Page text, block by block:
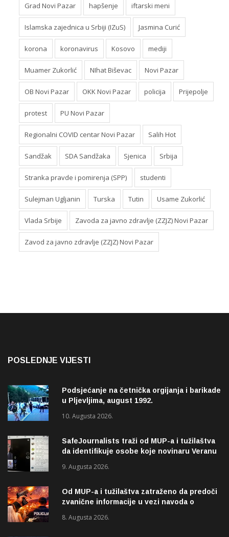
Grad Novi Pazar hapšenje iftarski meni
Islamska zajednica u Srbiji (IZuS) Jasmina Curić
korona koronavirus Kosovo mediji
Muamer Zukorlić NIhat Biševac Novi Pazar
OB Novi Pazar OKK Novi Pazar policija Prijepolje
protest PU Novi Pazar
Regionalni COVID centar Novi Pazar Salih Hot
Sandžak SDA Sandžaka Sjenica Srbija
Stranka pravde i pomirenja (SPP) studenti
Sulejman Ugljanin Turska Tutin Usame Zukorlić
Vlada Srbije Zavoda za javno zdravlje (ZZJZ) Novi Pazar
Zavod za javno zdravlje (ZZJZ) Novi Pazar
POSLEDNJE VIJESTI
Podsjećanje na četnička orgijanja i barikade
u Pljevljima, august 1992.
10. Augusta 2026.
SafeJournalists traži od MUP-a i tužilaštva
da identifikuje osobe koje novinaru Veranu
9. Augusta 2026.
Od MUP-a i tužilaštva zatraženo da predoči
zvanične informacije u vezi navoda o
Pazaru
8. Augusta 2026.